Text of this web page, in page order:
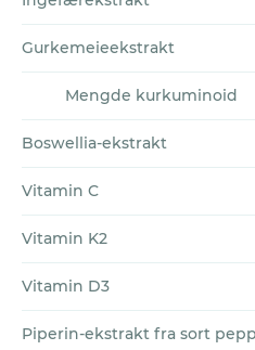
merke en forbedring av
kosttilskuddene våre,
en lengre periode.
noen kan det ta enda
Slik fremsetter du et krav:
Sørg for at du har
garantiretningslinjer.
Fullfør og returner
RMA-nummer
Gurkemeieekstrakt
Mengde kurkuminoid
Boswellia-ekstrakt
Vitamin C
Vitamin K2
Vitamin D3
Piperin-ekstrakt fra sort